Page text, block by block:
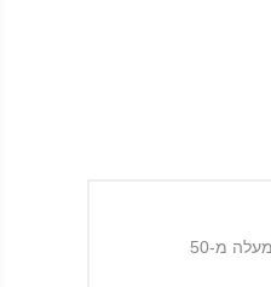
Tognana מעצבת ומיצרת כלי בית ומטבח באיטליה משנת 1775 על פי סטנדרטים בינלאומיים ותקן ISO 9001. מוצרי Tognana זוכים להערכה בינלאומית ונמכרים ב- למעלה מ-50